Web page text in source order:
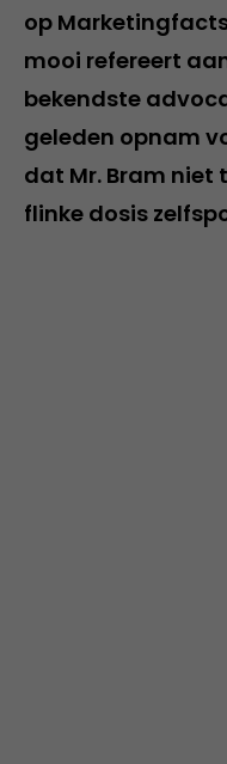
op
mooi refereert
bekendste
geleden opnam
dat Mr. Bram niet
flinke dosis